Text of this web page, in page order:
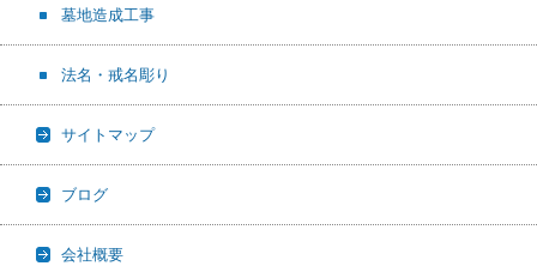
墓地造成工事
法名・戒名彫り
サイトマップ
ブログ
会社概要